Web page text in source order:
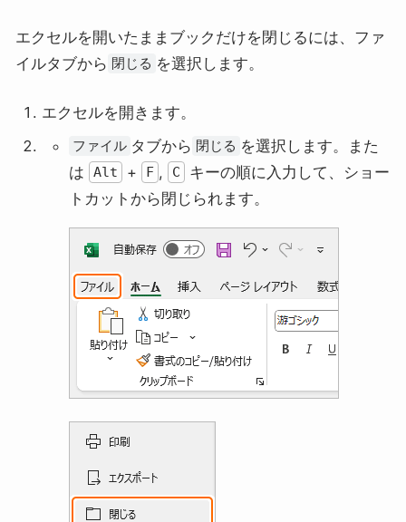
エクセルを開いたままブックだけを閉じるには、ファ
イルタブから 閉じる を選択します。
エクセルを開きます。
ファイル タブから 閉じる を選択します。また
は
Alt + F , C
キーの順に入力して、ショー
トカットから閉じられます。